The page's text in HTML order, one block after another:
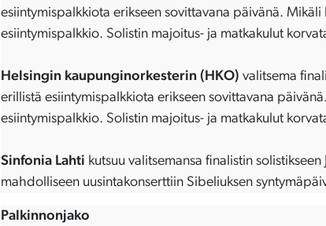
esiintymispalkkiota erikseen sovittavana päivänä.
esiintymispalkkio. Solistin majoitus- ja matkakulut
Helsingin kaupunginorkesterin (HKO) valitsema
erillistä esiintymispalkkiota erikseen sovittavana
esiintymispalkkio. Solistin majoitus- ja matkakulut
Sinfonia Lahti kutsuu valitsemansa finalistin
mahdolliseen uusintakonserttiin Sibeliuksen
Palkinnonjako